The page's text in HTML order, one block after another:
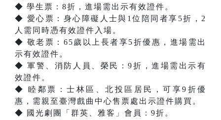
◆ 學生票：8折，進場需出示有效證件。
◆ 愛心票：身心障礙人士與1位陪同者享5折，2
人需同時憑有效證件入場。
◆ 敬老票：65歲以上長者享5折優惠，進場需出
示有效證件。
◆ 軍警、消防人員、榮民：9折，進場需出示有
效證件。
◆ 睦鄰票：士林區、北投區居民，可享9折優
惠，需親至臺灣戲曲中心售票處出示證件購買。
◆ 國光劇團「群英、雅客」會員：9折。